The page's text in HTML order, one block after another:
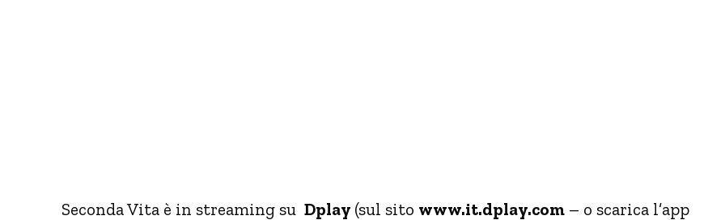
Seconda Vita è in streaming su Dplay (sul sito www.it.dplay.com – o scarica l’app